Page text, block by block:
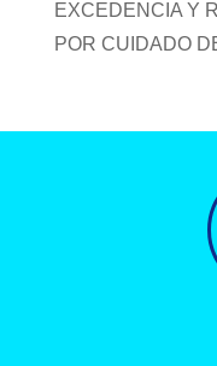
EXCEDENCIA Y
POR CUIDADO